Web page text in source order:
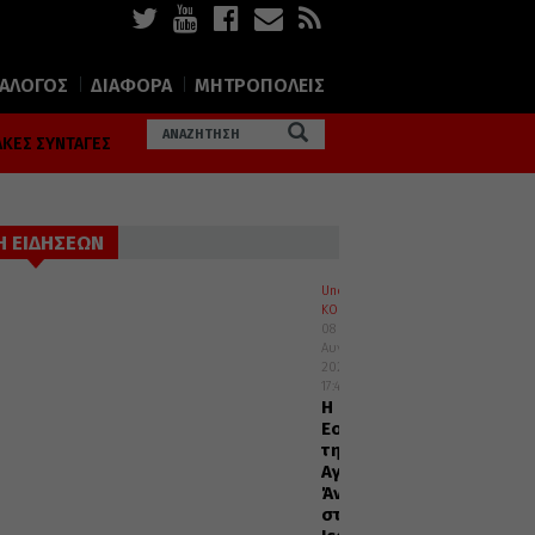
ΔΙΑΦΟΡΑ ΜΗΤΡΟΠΟΛΕΙΣ
ΣΥΝΤΑΓΕΣ
ΕΙΔΗΣΕΩΝ
Uncategorized
ΚΟΣΜΟΣ
08
Αυγούστου
2026
17:45
Η
Εορτή
της
Αγίας
Άννης
στα